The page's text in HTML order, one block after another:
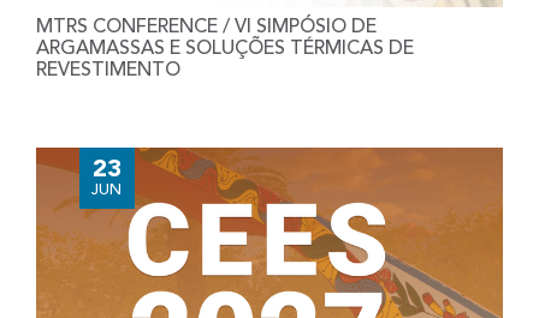
MTRS CONFERENCE / VI SIMPÓSIO DE
ARGAMASSAS E SOLUÇÕES TÉRMICAS DE
REVESTIMENTO
23
JUN